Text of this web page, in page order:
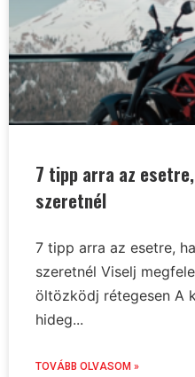
7 tipp arra az
szeretnél
7 tipp arra az esetre,
szeretnél Viselj
öltözködj rétegesen A
hideg...
TOVÁBB OLVASOM »